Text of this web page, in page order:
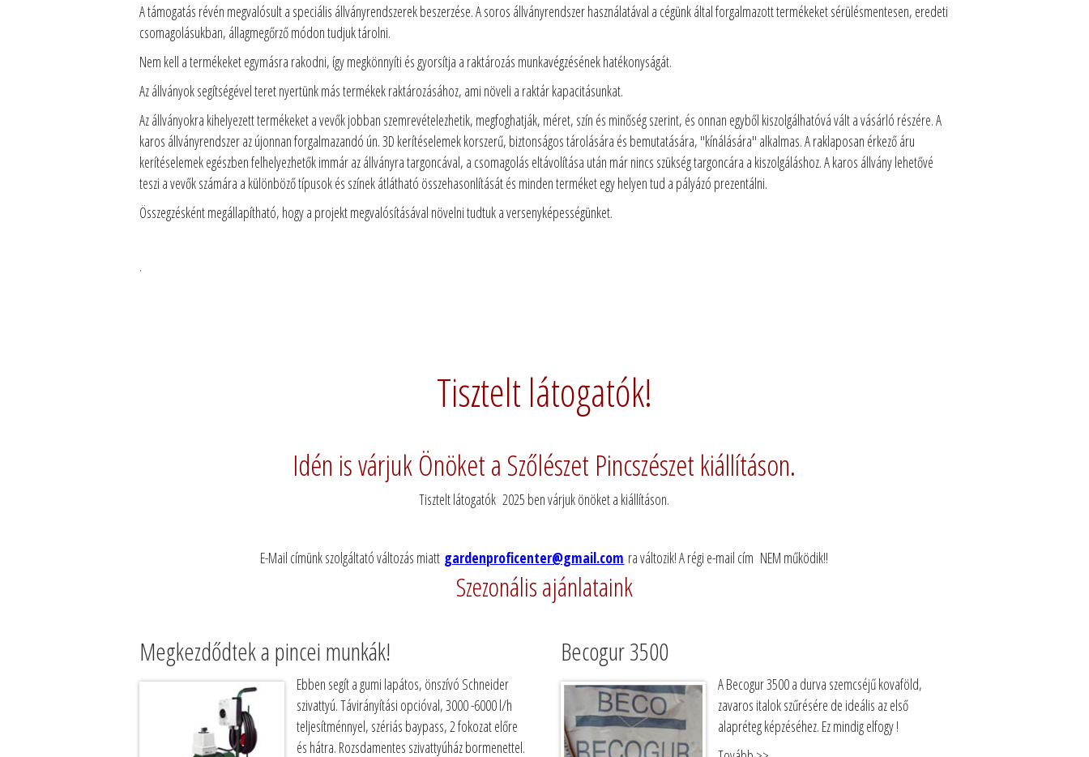
A támogatás révén megvalósult a speciális állványrendszerek beszerzése. A soros állványrendszer használatával a cégünk által forgalmazott termékeket sérülésmentesen, eredeti
csomagolásukban, állagmegőrző módon tudjuk tárolni.
Nem kell a termékeket egymásra rakodni, így megkönnyíti és gyorsítja a raktározás munkavégzésének hatékonyságát.
Az állványok segítségével teret nyertünk más termékek raktározásához, ami növeli a raktár kapacitásunkat.
Az állványokra kihelyezett termékeket a vevők jobban szemrevételezhetik, megfoghatják, méret, szín és minőség szerint, és onnan egyből kiszolgálhatóvá vált a vásárló részére. A
karos állványrendszer az újonnan forgalmazandó ún. 3D kerítéselemek korszerű, biztonságos tárolására és bemutatására, "kínálására" alkalmas. A raklaposan érkező áru
kerítéselemek egészben felhelyezhetők immár az állványra targoncával, a csomagolás eltávolítása után már nincs szükség targoncára a kiszolgáláshoz. A karos állvány lehetővé
teszi a vevők számára a különböző típusok és színek átlátható összehasonlítását és minden terméket egy helyen tud a pályázó prezentálni.
Összegzésként megállapítható, hogy a projekt megvalósításával növelni tudtuk a versenyképességünket.
·
Tisztelt látogatók!
Idén is várjuk Önöket a Szőlészet Pincszészet kiállításon.
Tisztelt látogatók 2025 ben várjuk önöket a kiállításon.
E-Mail címünk szolgáltató változás miatt gardenproficenter@gmail.com ra változik! A régi e-mail cím NEM működik!!
Szezonális ajánlataink
Megkezdődtek a pincei munkák!
Ebben segít a gumi lapátos, önszívó Schneider
szivattyú. Távirányítási opcióval, 3000 -6000 l/h
teljesítménnyel, szériás baypass, 2 fokozat előre
és hátra. Rozsdamentes szivattyúház bormenettel.
Becogur 3500
A Becogur 3500 a durva szemcséjű kovaföld,
zavaros italok szűrésére de ideális az első
alapréteg képzéséhez. Ez mindig elfogy !